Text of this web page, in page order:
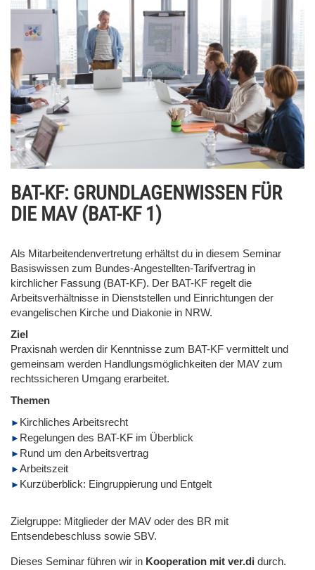
BAT-KF: GRUNDLAGENWISSEN FÜR
DIE MAV (BAT-KF 1)
Als Mitarbeitendenvertretung erhältst du in diesem Seminar
Basiswissen zum Bundes-Angestellten-Tarifvertrag in
kirchlicher Fassung (BAT-KF). Der BAT-KF regelt die
Arbeitsverhältnisse in Dienststellen und Einrichtungen der
evangelischen Kirche und Diakonie in NRW.
Ziel
Praxisnah werden dir Kenntnisse zum BAT-KF vermittelt und
gemeinsam werden Handlungsmöglichkeiten der MAV zum
rechtssicheren Umgang erarbeitet.
Themen
Kirchliches Arbeitsrecht
Regelungen des BAT-KF im Überblick
Rund um den Arbeitsvertrag
Arbeitszeit
Kurzüberblick: Eingruppierung und Entgelt
Zielgruppe: Mitglieder der MAV oder des BR mit
Entsendebeschluss sowie SBV.
Dieses Seminar führen wir in Kooperation mit ver.di durch.